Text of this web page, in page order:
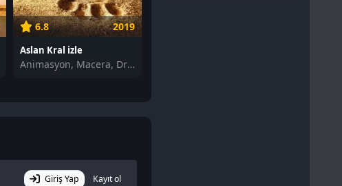
6.8 2019
Aslan Kral izle
Animasyon, Macera, Dram
Giriş Yap Kayıt ol